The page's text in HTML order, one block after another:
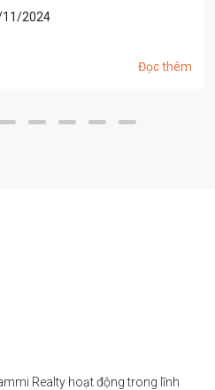
Realty hoạt động trong lĩnh